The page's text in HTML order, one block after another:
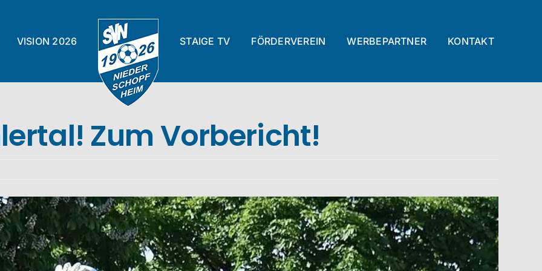
VISION 2026 STAIGE TV FÖRDERVEREIN WERBEPARTNER KONTAKT
Zum Vorbericht!